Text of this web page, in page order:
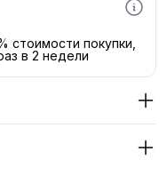
стоимости покупки,
в 2 недели